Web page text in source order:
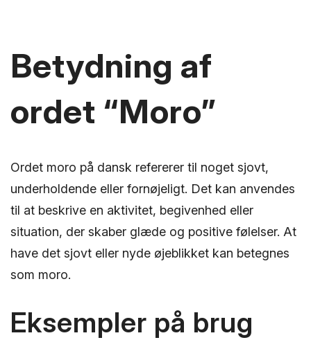
Betydning af
ordet “Moro”
Ordet moro på dansk refererer til noget sjovt,
underholdende eller fornøjeligt. Det kan anvendes
til at beskrive en aktivitet, begivenhed eller
situation, der skaber glæde og positive følelser. At
have det sjovt eller nyde øjeblikket kan betegnes
som moro.
Eksempler på brug